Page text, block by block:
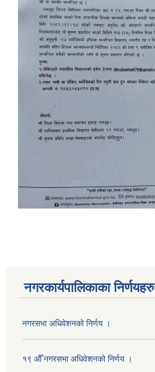
नगरकार्यपालिकाका निर्णयहरु
नगरसभा अधिवेशनको निर्णय ।
१९ औँ नगरसभा अधिवेशनको निर्णय ।